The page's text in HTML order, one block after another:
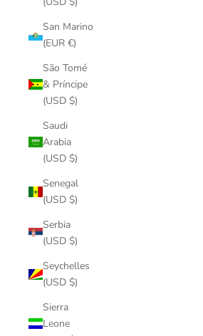
San Marino
(EUR €)
São Tomé
& Príncipe
(USD $)
Saudi
Arabia
(USD $)
Senegal
(USD $)
Serbia
(USD $)
Seychelles
(USD $)
Sierra
Leone